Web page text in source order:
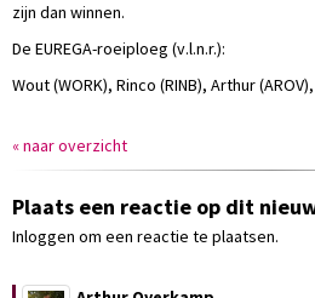
zijn dan winnen.
De EUREGA-roeiploeg (v.l.n.r.):
Wout (WORK), Rinco (RINB), Arthur
« naar overzicht
Plaats een reactie op dit
Inloggen om een reactie te plaatsen.